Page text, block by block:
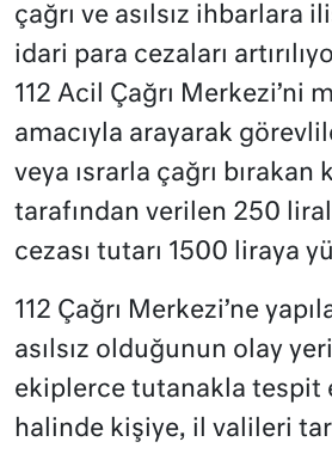
çağrı ve asılsız ihbarlara
idari para cezaları
112 Acil Çağrı Merkezi’ni
amacıyla arayarak
veya ısrarla çağrı
tarafından verilen 250
cezası tutarı 1500 liraya
112 Çağrı Merkezi’ne
asılsız olduğunun olay
ekiplerce tutanakla tespit
halinde kişiye, il valileri